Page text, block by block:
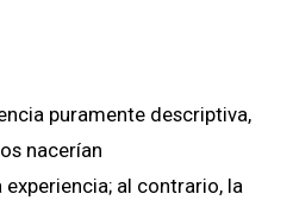
puramente descriptiva,
nacerían
al contrario, la